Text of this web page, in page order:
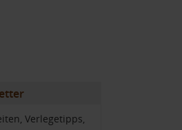
Verlegetipps,